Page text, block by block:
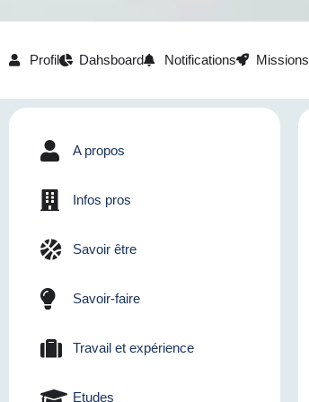
Profil Dahsboard Notifications Missions
A propos
Infos pros
Savoir être
Savoir-faire
Travail et expérience
Etudes